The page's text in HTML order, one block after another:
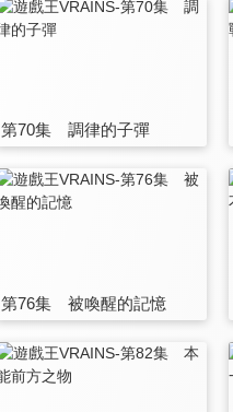
第70集 調律的子彈
第76集 被喚醒的記憶